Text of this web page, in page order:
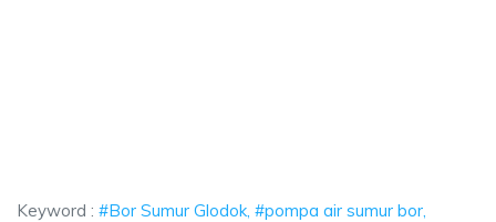
Keyword : #Bor Sumur Glodok, #pompa air sumur bor,